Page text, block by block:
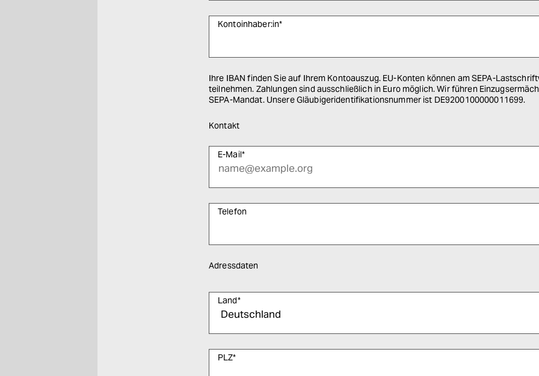
Kontoinhaber:in*
Ihre IBAN finden Sie auf Ihrem Kontoauszug. EU-Konten können am SEPA-Lastschriftverfahren
teilnehmen. Zahlungen sind ausschließlich in Euro möglich. Wir führen Einzugsermächtigungen als
SEPA-Mandat. Unsere Gläubigeridentifikationsnummer ist DE9200100000011699.
Kontakt
E-Mail*
Telefon
Adressdaten
Land*
PLZ*